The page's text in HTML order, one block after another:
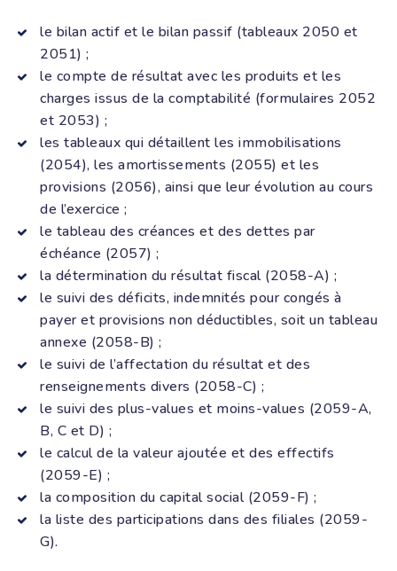
le bilan actif et le bilan passif (tableaux 2050 et
2051) ;
le compte de résultat avec les produits et les
charges issus de la comptabilité (formulaires 2052
et 2053) ;
les tableaux qui détaillent les immobilisations
(2054), les amortissements (2055) et les
provisions (2056), ainsi que leur évolution au cours
de l’exercice ;
le tableau des créances et des dettes par
échéance (2057) ;
la détermination du résultat fiscal (2058-A) ;
le suivi des déficits, indemnités pour congés à
payer et provisions non déductibles, soit un tableau
annexe (2058-B) ;
le suivi de l’affectation du résultat et des
renseignements divers (2058-C) ;
le suivi des plus-values et moins-values (2059-A,
B, C et D) ;
le calcul de la valeur ajoutée et des effectifs
(2059-E) ;
la composition du capital social (2059-F) ;
la liste des participations dans des filiales (2059-
G).